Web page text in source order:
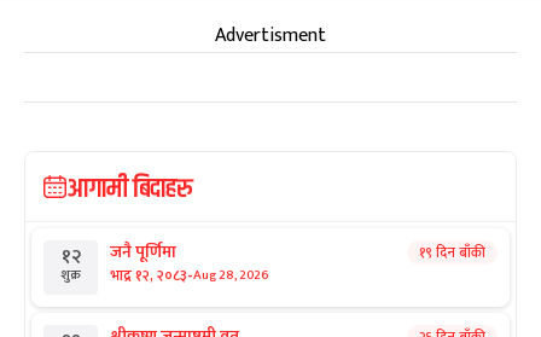
Advertisment
आगामी बिदाहरु
१२
शुक्र
जनै पूर्णिमा
भाद्र १२, २०८३-Aug 28, 2026
१९ दिन बाँकी